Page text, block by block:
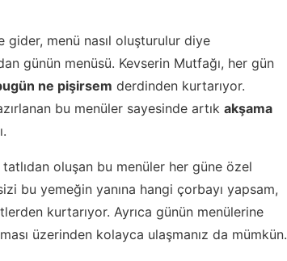
gider, menü nasıl oluşturulur diye
günün menüsü. Kevserin Mutfağı, her gün
ne pişirsem derdinden kurtarıyor.
bu menüler sayesinde artık akşama
oluşan bu menüler her güne özel
bu yemeğin yanına hangi çorbayı yapsam,
kurtarıyor. Ayrıca günün menülerine
üzerinden kolayca ulaşmanız da mümkün.